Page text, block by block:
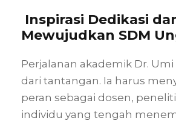
Inspirasi Dedikasi
Mewujudkan SDM
Perjalanan akademik Dr.
dari tantangan. Ia harus
peran sebagai dosen,
individu yang tengah